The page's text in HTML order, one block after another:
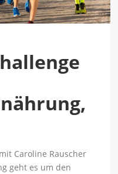
Caroline Rauscher
geht es um den